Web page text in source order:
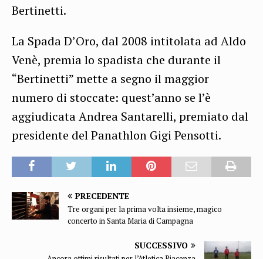
Bertinetti.
La Spada D’Oro, dal 2008 intitolata ad Aldo
Venè, premia lo spadista che durante il
“Bertinetti” mette a segno il maggior
numero di stoccate: quest’anno se l’è
aggiudicata Andrea Santarelli, premiato dal
presidente del Panathlon Gigi Pensotti.
PRECEDENTE
Tre organi per la prima volta insieme, magico
concerto in Santa Maria di Campagna
SUCCESSIVO